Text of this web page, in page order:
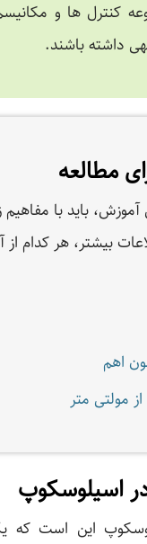
کنترل ها و
داشته باشند.
مطالعه
آموزش، باید با مفاهیم
بیشتر، هر کدام از
اهم
مولتی متر
اسیلوسکوپ
این است که